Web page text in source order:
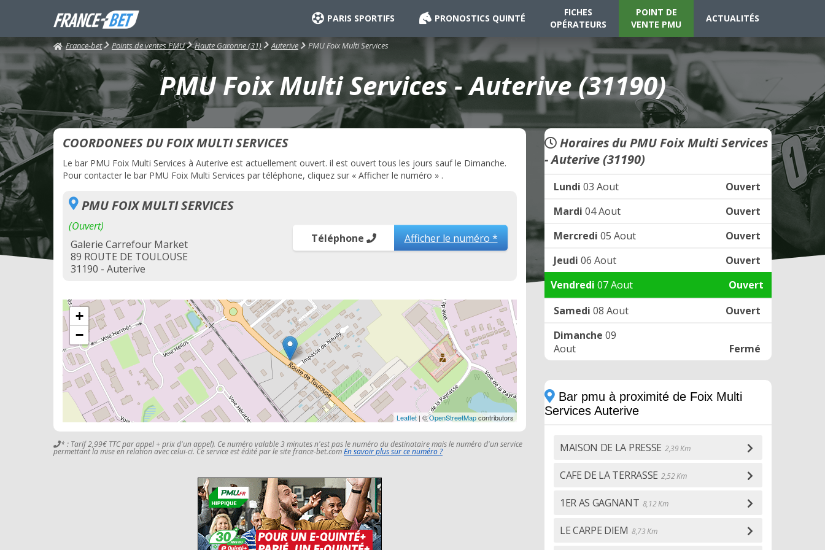
PARIS SPORTIFS PRONOSTICS QUINTÉ
FICHES
OPÉRATEURS
POINT DE
VENTE PMU
ACTUALITÉS
France-bet Points de ventes PMU Haute Garonne (31) Auterive PMU Foix Multi Services
PMU Foix Multi Services - Auterive (31190)
COORDONEES DU FOIX MULTI SERVICES
Le bar PMU Foix Multi Services à Auterive est actuellement ouvert. il est ouvert tous les jours sauf le Dimanche.
Pour contacter le bar PMU Foix Multi Services par téléphone, cliquez sur « Afficher le numéro » .
PMU FOIX MULTI SERVICES
(Ouvert)
Galerie Carrefour Market
89 ROUTE DE TOULOUSE
31190 - Auterive
Téléphone Afficher le numéro *
+
−
Leaflet | ©OpenStreetMapcontributors
* : Tarif 2,99€ TTC par appel + prix d'un appel). Ce numéro valable 3 minutes n'est pas le numéro du destinataire mais le numéro d'un service
permettant la mise en relation avec celui-ci. Ce service est édité par le site france-bet.comEn savoir plus sur ce numéro ?
Horaires du PMU Foix Multi Services
- Auterive (31190)
Lundi 03 Aout
Ouvert
Mardi 04 Aout
Ouvert
Mercredi 05 Aout
Ouvert
Jeudi 06 Aout
Ouvert
Vendredi 07 Aout
Ouvert
Samedi 08 Aout
Ouvert
Dimanche 09
Aout
Fermé
Bar pmu à proximité de Foix Multi
Services Auterive
MAISON DE LA PRESSE 2,39 Km
CAFE DE LA TERRASSE 2,52 Km
1ER AS GAGNANT 8,12 Km
LE CARPE DIEM 8,73 Km